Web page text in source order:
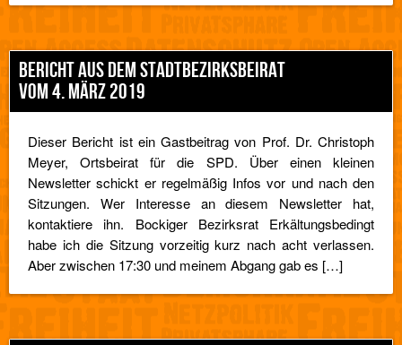
BERICHT AUS DEM STADTBEZIRKSBEIRAT
VOM 4. MÄRZ 2019
Dieser Bericht ist ein Gastbeitrag von Prof. Dr. Christoph
Meyer, Ortsbeirat für die SPD. Über einen kleinen
Newsletter schickt er regelmäßig Infos vor und nach den
Sitzungen. Wer Interesse an diesem Newsletter hat,
kontaktiere ihn. Bockiger Bezirksrat Erkältungsbedingt
habe ich die Sitzung vorzeitig kurz nach acht verlassen.
Aber zwischen 17:30 und meinem Abgang gab es […]